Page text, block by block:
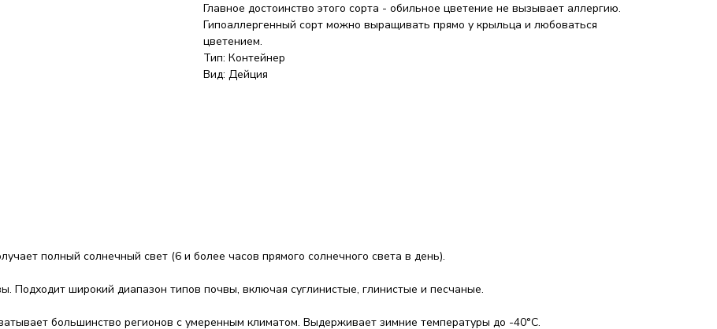
Главное достоинство этого сорта - обильное цветение не вызывает аллергию.
Гипоаллергенный сорт можно выращивать прямо у крыльца и любоваться
цветением.
Тип: Контейнер
Вид: Дейция
полный солнечный свет (6 и более часов прямого солнечного света в день).
широкий диапазон типов почвы, включая суглинистые, глинистые и песчаные.
большинство регионов с умеренным климатом. Выдерживает зимние температуры до -40°C.